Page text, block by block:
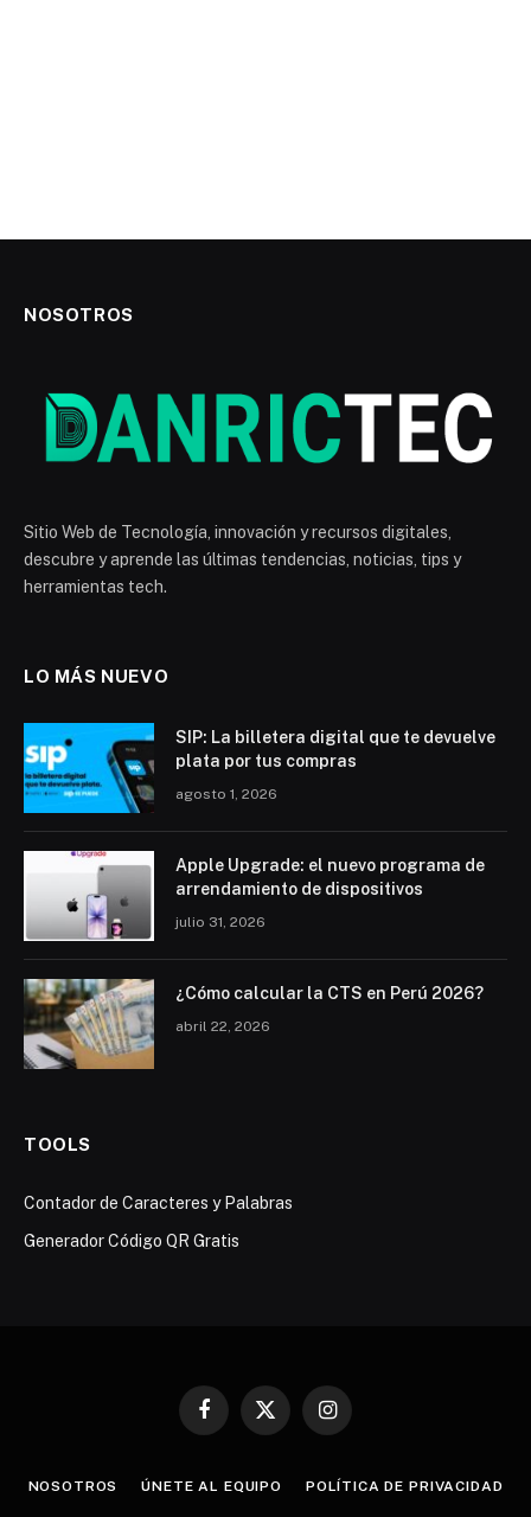
NOSOTROS
Sitio Web de Tecnología, innovación y recursos digitales,
descubre y aprende las últimas tendencias, noticias, tips y
herramientas tech.
LO MÁS NUEVO
SIP: La billetera digital que te devuelve
plata por tus compras
agosto 1, 2026
Apple Upgrade: el nuevo programa de
arrendamiento de dispositivos
julio 31, 2026
¿Cómo calcular la CTS en Perú 2026?
abril 22, 2026
TOOLS
Contador de Caracteres y Palabras
Generador Código QR Gratis
Facebook
X
Instagram
NOSOTROS ÚNETE AL EQUIPO POLÍTICA DE PRIVACIDAD